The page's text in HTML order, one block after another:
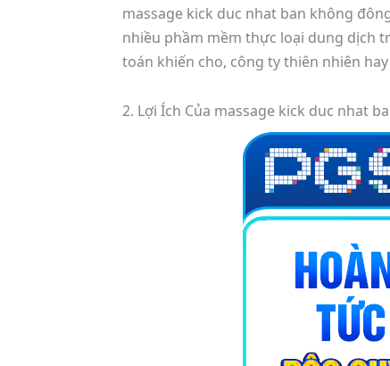
massage kick duc nhat ban không
nhiều phầm mềm thực loại dung dịch
toán khiến cho, công ty thiên nhiên
2. Lợi Ích Của massage kick duc nhat